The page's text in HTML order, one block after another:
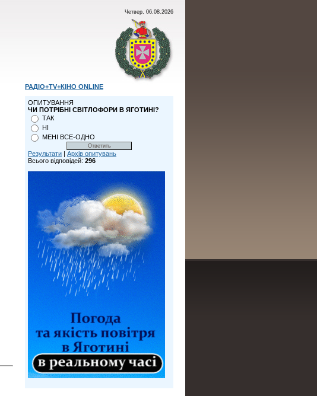
Четвер, 06.08.2026
РАДІО+TV+КІНО ONLINE
ОПИТУВАННЯ
ЧИ ПОТРІБНІ СВІТЛОФОРИ В ЯГОТИНІ?
ТАК
НІ
МЕНІ ВСЕ-ОДНО
Результати | Архів опитувань
Всього відповідей: 296